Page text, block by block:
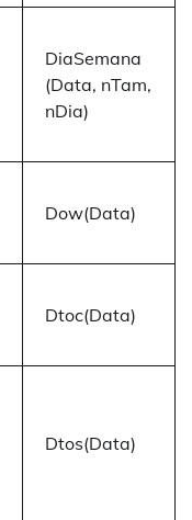
DiaSemana
(Data, nTam,
nDia)
Dow(Data)
Dtoc(Data)
Dtos(Data)